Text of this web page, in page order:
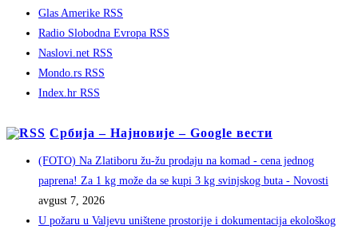
Glas Amerike RSS
Radio Slobodna Evropa RSS
Naslovi.net RSS
Mondo.rs RSS
Index.hr RSS
Србија – Најновије – Google вести
(FOTO) Na Zlatiboru žu-žu prodaju na komad - cena jednog
paprena! Za 1 kg može da se kupi 3 kg svinjskog buta - Novosti
avgust 7, 2026
U požaru u Valjevu uništene prostorije i dokumentacija ekološkog